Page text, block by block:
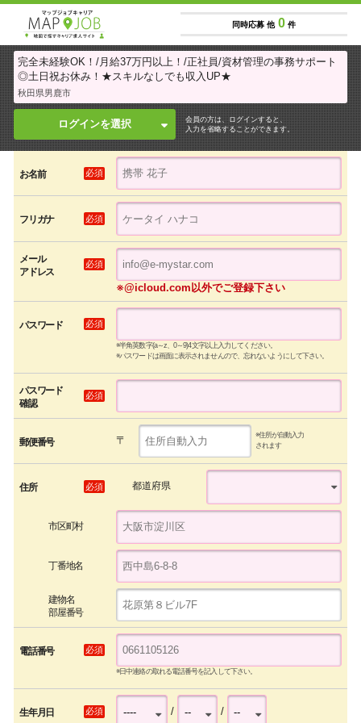
同時応募 他 0 件
完全未経験OK！/月給37万円以上！/正社員/資材管理の事務サポート
◎土日祝お休み！★スキルなしでも収入UP★
秋田県男鹿市
ログインを選択
会員の方は、ログインすると、
入力を省略することができます。
お名前 必須
フリガナ 必須
メール
アドレス
必須
※@icloud.com以外でご登録下さい
パスワード 必須
※半角英数字(a～z、0～9)4文字以上入力してください。
※パスワードは画面に表示されませんので、忘れないようにして下さい。
パスワード
確認
必須
郵便番号 〒
※住所が自動入力
されます
住所 必須 都道府県
市区町村
丁番地名
建物名
部屋番号
電話番号 必須
※日中連絡の取れる電話番号を記入して下さい。
生年月日 必須 / /